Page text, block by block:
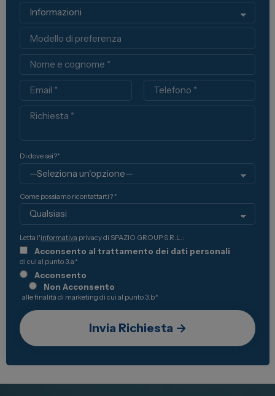
Modello
Nome
Email Telefono
Richiesta
Di dove sei?*
Come possiamo ricontattarti? *
Letta l'informativa privacy di SPAZIO GROUP S.R.L.:
Acconsento al trattamento dei dati personali
di cui al punto 3.a*
Acconsento
Non Acconsento
alle finalità di marketing di cui al punto 3.b*